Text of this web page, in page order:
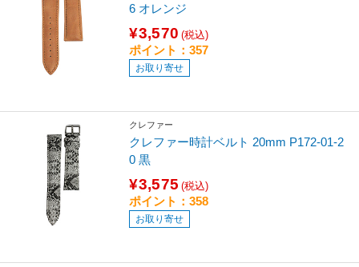
6 オレンジ
¥3,570 (税込)
ポイント：357
お取り寄せ
クレファー
クレファー時計ベルト 20mm P172-01-2
0 黒
¥3,575 (税込)
ポイント：358
お取り寄せ